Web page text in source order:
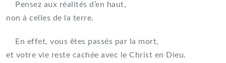
Pensez aux réalités d’en haut,
non à celles de la terre.
En effet, vous êtes passés par la mort,
et votre vie reste cachée avec le Christ en Dieu.